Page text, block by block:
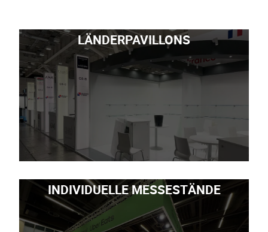
LÄNDERPAVILLONS
INDIVIDUELLE MESSESTÄNDE